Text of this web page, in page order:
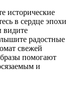
исторические
в сердце эпохи
видите
радостные
свежей
помогают
и